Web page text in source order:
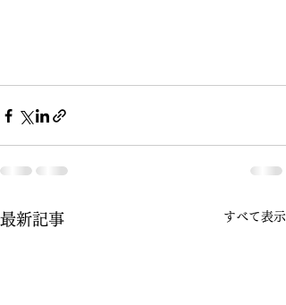
最新記事 すべて表示